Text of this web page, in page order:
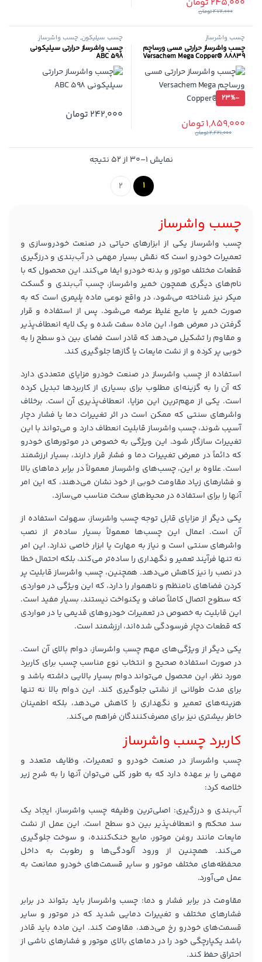
472,000تومان
چسب واشرساز
چسب واشرساز حرارتی مسی ورساچم
Versachem Mega Copper® 88839
-
23%
1,859,000تومان
2,421,000تومان
چسب سیلیکون, چسب واشرساز
چسب واشرساز حرارتی سیلیکونی
598 ABC
242,000 تومان
نمایش 1–30 از 52 نتیجه
1
2
چسب واشرساز
چسب واشرساز یکی از ابزارهای حیاتی در صنعت خودروسازی و
تعمیرات خودرو است که نقش بسیار مهمی در آب‌بندی و درزگیری
قطعات مختلف موتور و بدنه خودرو ایفا می‌کند. این محصول که با
نام‌های دیگری همچون خمیر واشرساز، چسب آب‌بندی و گسکت
میکر نیز شناخته می‌شود، در واقع نوعی ماده پلیمری است که به
صورت خمیر یا مایع غلیظ عرضه می‌شود. پس از استفاده و قرار
گرفتن در معرض هوا، این ماده سفت شده و یک لایه انعطاف‌پذیر
و مقاوم را تشکیل می‌دهد که قادر است فضای بین دو سطح را به
خوبی پر کرده و از نشت مایعات یا گازها جلوگیری کند.
استفاده از چسب واشرساز در صنعت خودرو مزایای متعددی دارد
که آن را به گزینه‌ای مطلوب برای بسیاری از کاربردها تبدیل کرده
است. یکی از مهم‌ترین این مزایا، انعطاف‌پذیری آن است. برخلاف
واشرهای سنتی که ممکن است در اثر تغییرات دما یا فشار دچار
آسیب شوند، چسب واشرساز قابلیت انعطاف دارد و می‌تواند با این
تغییرات سازگار شود. این ویژگی به خصوص در موتورهای خودرو
که دائماً در معرض تغییرات دما و فشار قرار دارند، بسیار ارزشمند
است. علاوه بر این، چسب‌های واشرساز معمولاً در برابر دماهای بالا
و فشارهای زیاد مقاومت خوبی از خود نشان می‌دهند، که این امر
آنها را برای استفاده در محیط‌های سخت مناسب می‌سازد.
یکی دیگر از مزایای قابل توجه چسب واشرساز، سهولت استفاده از
آن است. اعمال این چسب‌ها معمولاً بسیار ساده‌تر از نصب
واشرهای سنتی است و نیاز به مهارت یا ابزار خاصی ندارد. این امر
نه تنها فرآیند تعمیر و نگهداری را ساده‌تر می‌کند، بلکه احتمال خطا
در نصب را نیز کاهش می‌دهد. همچنین، چسب واشرساز قابلیت پر
کردن فضاهای نامنظم و ناهموار را دارد، که این ویژگی در مواردی
که سطوح اتصال کاملاً صاف و یکنواخت نیستند، بسیار مفید است.
این قابلیت به خصوص در تعمیرات خودروهای قدیمی یا در مواردی
که قطعات دچار فرسودگی شده‌اند، ارزشمند است.
یکی دیگر از ویژگی‌های مهم چسب واشرساز، دوام بالای آن است.
در صورت استفاده صحیح و انتخاب نوع مناسب چسب برای کاربرد
مورد نظر، این محصول می‌تواند دوام بسیار بالایی داشته باشد و
برای مدت طولانی از نشتی جلوگیری کند. این دوام بالا نه تنها
هزینه‌های تعمیر و نگهداری را کاهش می‌دهد، بلکه اطمینان
خاطر بیشتری نیز برای مصرف‌کنندگان فراهم می‌کند.
کاربرد چسب واشرساز
چسب واشرساز در صنعت خودرو و تعمیرات، وظایف متعدد و
مهمی را بر عهده دارد که به طور کلی می‌توان آنها را به شرح زیر
خلاصه کرد:
آب‌بندی و درزگیری: اصلی‌ترین وظیفه چسب واشرساز، ایجاد یک
سد محکم و انعطاف‌پذیر بین دو سطح است. این عمل از نشت
مایعات مانند روغن موتور، مایع خنک‌کننده، و سوخت جلوگیری
می‌کند. همچنین از ورود آلودگی‌ها و رطوبت به داخل
محفظه‌های مختلف موتور و سایر قسمت‌های خودرو ممانعت به
عمل می‌آورد.
مقاومت در برابر فشار و دما: چسب واشرساز باید بتواند در برابر
فشارهای مختلف و تغییرات دمایی شدید که در موتور و سایر
قسمت‌های خودرو رخ می‌دهد، مقاومت کند. این ماده باید قادر
باشد یکپارچگی خود را در دماهای بالای موتور و فشارهای ناشی از
احتراق حفظ کند.